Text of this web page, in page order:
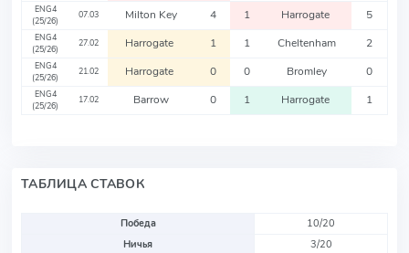
ENG4
(25/26)
07.03 Milton Key 4 1 Harrogate 5
ENG4
(25/26)
27.02 Harrogate 1 1 Cheltenham 2
ENG4
(25/26)
21.02 Harrogate 0 0 Bromley 0
ENG4
(25/26)
17.02 Barrow 0 1 Harrogate 1
ТАБЛИЦА СТАВОК
Победа
10/20
Ничья
3/20